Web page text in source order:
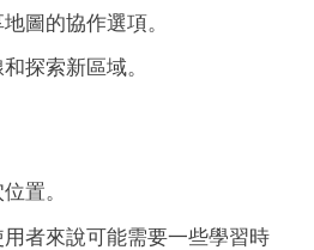
圖的協作選項。
探索新區域。
置。
者來說可能需要一些學習時